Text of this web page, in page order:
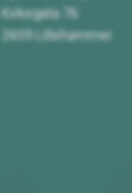
Kirkegata 76
2609 Lillehammer